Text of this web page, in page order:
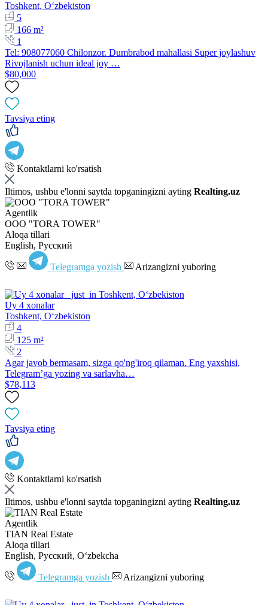
Toshkent, Oʻzbekiston
5
166 m²
1
Tel: 908077060 Chilonzor. Dumbrabod mahallasi Super joylashuv
Rivojlanish uchun ideal joy …
$80,000
Tavsiya eting
Kontaktlarni ko'rsatish
Iltimos, ushbu e'lonni saytda topganingizni ayting Realting.uz
Agentlik
OOO "TORA TOWER"
Aloqa tillari
English, Русский
Telegramga yozish Arizangizni yuboring
Uy 4 xonalar
Toshkent, Oʻzbekiston
4
125 m²
2
Agar javob bermasam, sizga qo'ng'iroq qilaman. Eng yaxshisi,
Telegram’ga yozing va sarlavha…
$78,113
Tavsiya eting
Kontaktlarni ko'rsatish
Iltimos, ushbu e'lonni saytda topganingizni ayting Realting.uz
Agentlik
TIAN Real Estate
Aloqa tillari
English, Русский, Oʻzbekcha
Telegramga yozish Arizangizni yuboring